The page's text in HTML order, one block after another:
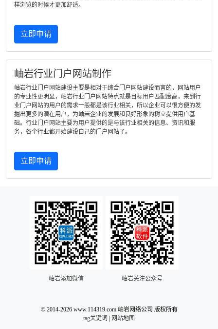
样浏览的时候才更加舒适。
立即申请
岫岩行业门户网站制作
岫岩行业门户网站建设主要是相对于综合门户网站建设而言的，网站用户
的专业性更明显，岫岩行业门户网站特点就是目标用户匹配度高，来到行
业门户网站的用户的需求一般都是该行业相关，所以企业可以很方便的发
掘出更多的潜在用户，为岫岩企业的发展和良好形象的树立提供用户基
础。行业门户网站主要为用户提供的是与该行业相关的信息、资讯和服
务，各个行业都开始建设自己的门户网站了。
立即申请
岫岩添加微信 岫岩关注公众号
© 2014-2026 www.114319.com 岫岩网络公司 版权所有
tag关键词
网站地图